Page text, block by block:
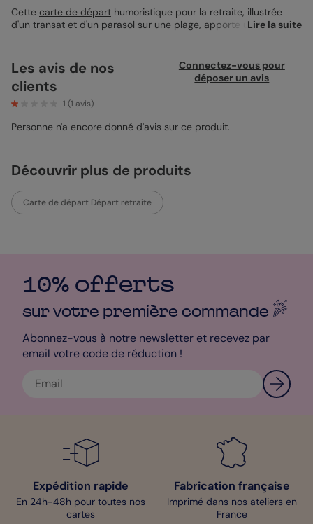
Cette carte de départ humoristique pour la retraite, illustrée
d'un transat et d'un parasol sur une plage, apporte une touche
personnalise en ajoutant une photo et un message personnel.
Le format livret de messe est pratique pour accueillir mots doux
et souvenirs partagés avec vos collègues. Accompagnez-la
idéalement d'une enveloppe kraft recyclé pour un rendu naturel
Lire la suite
Les avis de nos
clients
1 (1 avis)
Connectez-vous pour
déposer un avis
Personne n'a encore donné d'avis sur ce produit.
Découvrir plus de produits
Carte de départ Départ retraite
10% offerts
sur votre première commande
Abonnez-vous à notre newsletter et recevez par
email votre code de réduction !
Expédition rapide
En 24h-48h pour toutes nos
cartes
Fabrication française
Imprimé dans nos ateliers en
France